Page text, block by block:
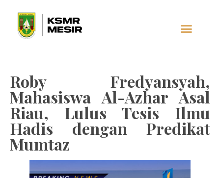
Roby Fredyansyah,
Mahasiswa Al-Azhar Asal
Riau, Lulus Tesis Ilmu
Hadis dengan Predikat
Mumtaz